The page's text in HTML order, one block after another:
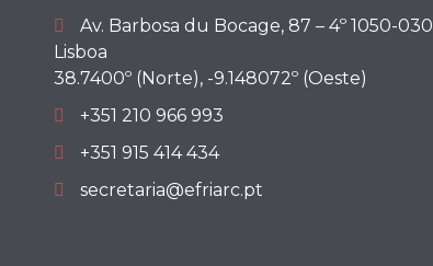
Av. Barbosa du Bocage, 87 – 4º 1050-030
Lisboa
38.7400º (Norte), -9.148072º (Oeste)
+351 210 966 993
+351 915 414 434
secretaria@efriarc.pt